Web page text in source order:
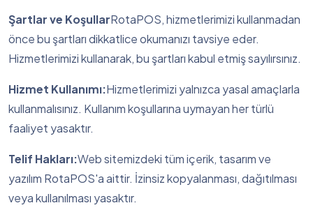
Şartlar ve KoşullarRotaPOS, hizmetlerimizi kullanmadan
önce bu şartları dikkatlice okumanızı tavsiye eder.
Hizmetlerimizi kullanarak, bu şartları kabul etmiş sayılırsınız.
Hizmet Kullanımı:Hizmetlerimizi yalnızca yasal amaçlarla
kullanmalısınız. Kullanım koşullarına uymayan her türlü
faaliyet yasaktır.
Telif Hakları:Web sitemizdeki tüm içerik, tasarım ve
yazılım RotaPOS'a aittir. İzinsiz kopyalanması, dağıtılması
veya kullanılması yasaktır.